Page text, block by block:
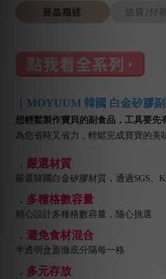
商品描述
｜MOYUUM 韓國 白金矽膠副
想輕鬆製作寶貝的副食品，工具要先
為您省時又省力，輕鬆完成寶寶的美
．嚴選材質
嚴選韓國白金矽膠材質，通過SGS、
． 多種格數容量
精心設計多種格數容量，隨心挑選
． 避免食材混合
半透明盒蓋徹底分隔每一格
． 多元存放